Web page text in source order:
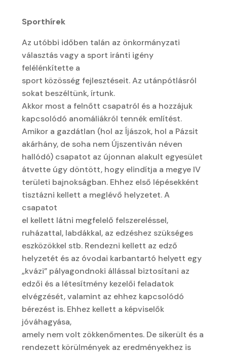
Sporthírek
Az utóbbi időben talán az önkormányzati
választás vagy a sport iránti igény
felélénkítette a
sport közösség fejlesztéseit. Az utánpótlásról
sokat beszéltünk, írtunk.
Akkor most a felnőtt csapatról és a hozzájuk
kapcsolódó anomáliákról tennék említést.
Amikor a gazdátlan (hol az Íjászok, hol a Pázsit
akárhány, de soha nem Újszentiván néven
hallódó) csapatot az újonnan alakult egyesület
átvette úgy döntött, hogy elindítja a megye IV
területi bajnokságban. Ehhez első lépésekként
tisztázni kellett a meglévő helyzetet. A
csapatot
el kellett látni megfelelő felszereléssel,
ruházattal, labdákkal, az edzéshez szükséges
eszközökkel stb. Rendezni kellett az edző
helyzetét és az óvodai karbantartó helyett egy
„kvázi” pályagondnoki állással biztosítani az
edzői és a létesítmény kezelői feladatok
elvégzését, valamint az ehhez kapcsolódó
bérezést is. Ehhez kellett a képviselők
jóváhagyása,
amely nem volt zökkenőmentes. De sikerült és a
rendezett körülmények az eredményekhez is